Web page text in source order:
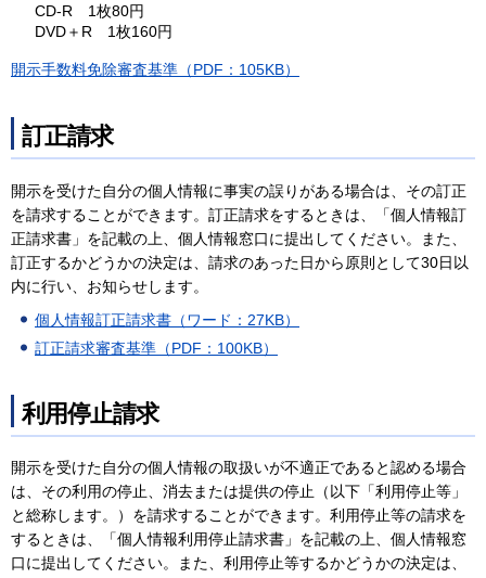
CD-R 1枚80円
DVD＋R 1枚160円
開示手数料免除審査基準（PDF：105KB）
訂正請求
開示を受けた自分の個人情報に事実の誤りがある場合は、その訂正
を請求することができます。訂正請求をするときは、「個人情報訂
正請求書」を記載の上、個人情報窓口に提出してください。また、
訂正するかどうかの決定は、請求のあった日から原則として30日以
内に行い、お知らせします。
個人情報訂正請求書（ワード：27KB）
訂正請求審査基準（PDF：100KB）
利用停止請求
開示を受けた自分の個人情報の取扱いが不適正であると認める場合
は、その利用の停止、消去または提供の停止（以下「利用停止等」
と総称します。）を請求することができます。利用停止等の請求を
するときは、「個人情報利用停止請求書」を記載の上、個人情報窓
口に提出してください。また、利用停止等するかどうかの決定は、